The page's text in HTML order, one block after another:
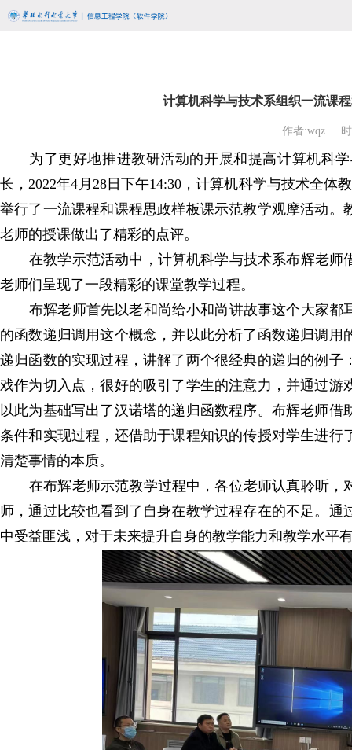
计算机科学与技术系组织一流课
作者:wqz
为了更好地推进教研活动的开展和提高计算机科
长，2022年4月28日下午14:30，计算机科学与技术全
举行了一流课程和课程思政样板课示范教学观摩活动
老师的授课做出了精彩的点评。
在教学示范活动中，计算机科学与技术系布辉老
老师们呈现了一段精彩的课堂教学过程。
布辉老师首先以老和尚给小和尚讲故事这个大家
的函数递归调用这个概念，并以此分析了函数递归调
递归函数的实现过程，讲解了两个很经典的递归的例
戏作为切入点，很好的吸引了学生的注意力，并通过
以此为基础写出了汉诺塔的递归函数程序。布辉老师
条件和实现过程，还借助于课程知识的传授对学生进
清楚事情的本质。
在布辉老师示范教学过程中，各位老师认真聆听
师，通过比较也看到了自身在教学过程存在的不足。
中受益匪浅，对于未来提升自身的教学能力和教学水平